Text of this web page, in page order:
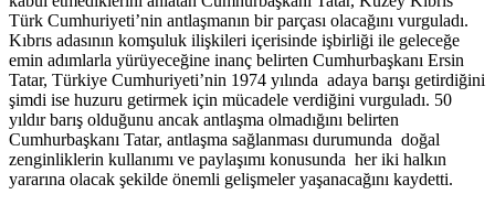
Türk Cumhuriyeti’nin antlaşmanın bir parçası olacağını vurguladı.
Kıbrıs adasının komşuluk ilişkileri içerisinde işbirliği ile geleceğe
emin adımlarla yürüyeceğine inanç belirten Cumhurbaşkanı Ersin
Tatar, Türkiye Cumhuriyeti’nin 1974 yılında adaya barışı getirdiğini
şimdi ise huzuru getirmek için mücadele verdiğini vurguladı. 50
yıldır barış olduğunu ancak antlaşma olmadığını belirten
Cumhurbaşkanı Tatar, antlaşma sağlanması durumunda doğal
zenginliklerin kullanımı ve paylaşımı konusunda her iki halkın
yararına olacak şekilde önemli gelişmeler yaşanacağını kaydetti.